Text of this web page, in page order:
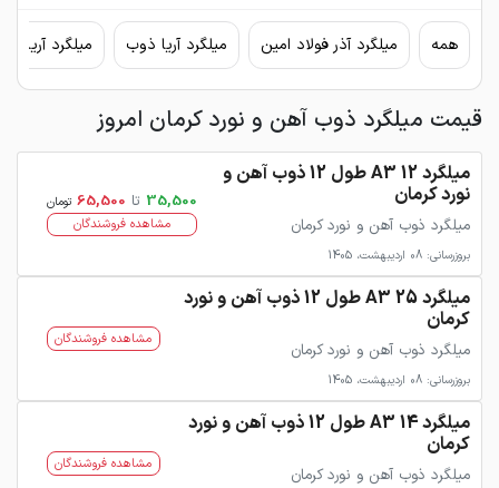
همه میلگرد آذر فولاد امین میلگرد آریا ذوب میلگرد آریان
قیمت میلگرد ذوب آهن و نورد کرمان امروز
میلگرد 12 A3 طول 12 ذوب آهن و
نورد کرمان
میلگرد ذوب آهن و نورد کرمان
بروزرسانی: 08 اردیبهشت، 1405
35,500 تا 65,500 تومان
مشاهده فروشندگان
میلگرد 25 A3 طول 12 ذوب آهن و نورد
کرمان
میلگرد ذوب آهن و نورد کرمان
بروزرسانی: 08 اردیبهشت، 1405
مشاهده فروشندگان
میلگرد 14 A3 طول 12 ذوب آهن و نورد
کرمان
میلگرد ذوب آهن و نورد کرمان مشاهده فروشندگان